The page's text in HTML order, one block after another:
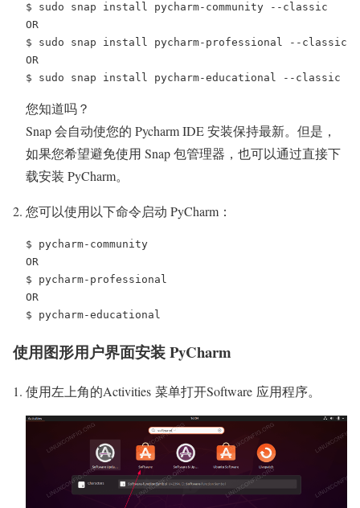
$ sudo snap install pycharm-community --classic
OR
$ sudo snap install pycharm-professional --classic
OR
您知道吗？
Snap 会自动使您的 Pycharm IDE 安装保持最新。但是，
如果您希望避免使用 Snap 包管理器，也可以通过直接下
载安装 PyCharm。
您可以使用以下命令启动 PyCharm：
$ pycharm-community
OR
$ pycharm-professional
OR
使用图形用户界面安装 PyCharm
使用左上角的Activities 菜单打开Software 应用程序。